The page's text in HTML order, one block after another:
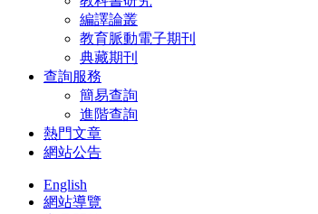
編譯論叢
教育脈動電子期刊
典藏期刊
查詢服務
簡易查詢
進階查詢
熱門文章
網站公告
English
網站導覽